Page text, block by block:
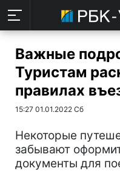
Важные
Туристам
правилах
15:27 01.01.2022 Сб
Некоторые
забывают
документы для